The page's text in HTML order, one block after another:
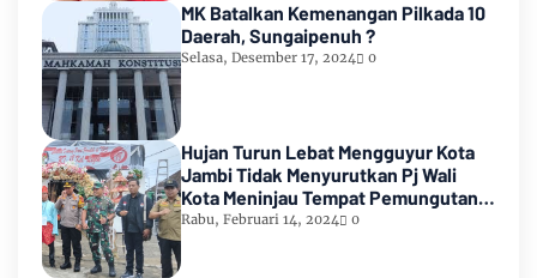
MK Batalkan Kemenangan Pilkada 10
Daerah, Sungaipenuh ?
Selasa, Desember 17, 2024 0
Hujan Turun Lebat Mengguyur Kota
Jambi Tidak Menyurutkan Pj Wali
Kota Meninjau Tempat Pemungutan
Suara Pemilu 2024
Rabu, Februari 14, 2024 0